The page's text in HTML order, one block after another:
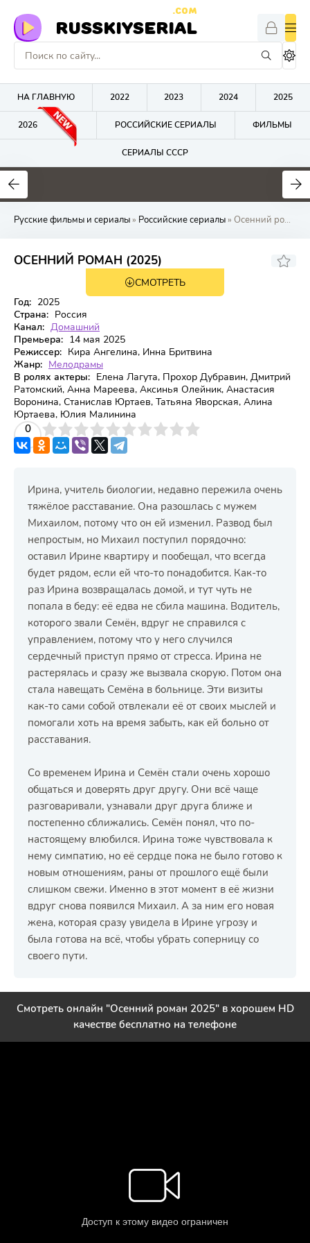
RUSSKIYSERIAL
.COM
НА ГЛАВНУЮ 2022 2023 2024 2025
2026 РОССИЙСКИЕ СЕРИАЛЫ ФИЛЬМЫ
СЕРИАЛЫ СССР
0
Русские фильмы и сериалы» Российские сериалы» Осенний роман
ОСЕННИЙ РОМАН (2025)
СМОТРЕТЬ
Год: 2025
Страна: Россия
Канал: Домашний
Премьера: 14 мая 2025
Режиссер: Кира Ангелина, Инна Бритвина
Жанр: Мелодрамы
В ролях актеры: Елена Лагута, Прохор Дубравин, Дмитрий
Ратомский, Анна Мареева, Аксинья Олейник, Анастасия
Воронина, Станислав Юртаев, Татьяна Яворская, Алина
Юртаева, Юлия Малинина
0
4 5 6 7 8 9 10
Ирина, учитель биологии, недавно пережила очень
тяжёлое расставание. Она разошлась с мужем
Михаилом, потому что он ей изменил. Развод был
непростым, но Михаил поступил порядочно:
оставил Ирине квартиру и пообещал, что всегда
будет рядом, если ей что-то понадобится. Как-то
раз Ирина возвращалась домой, и тут чуть не
попала в беду: её едва не сбила машина. Водитель,
которого звали Семён, вдруг не справился с
управлением, потому что у него случился
сердечный приступ прямо от стресса. Ирина не
растерялась и сразу же вызвала скорую. Потом она
стала навещать Семёна в больнице. Эти визиты
как-то сами собой отвлекали её от своих мыслей и
помогали хоть на время забыть, как ей больно от
расставания.
Со временем Ирина и Семён стали очень хорошо
общаться и доверять друг другу. Они всё чаще
разговаривали, узнавали друг друга ближе и
постепенно сближались. Семён понял, что по-
настоящему влюбился. Ирина тоже чувствовала к
нему симпатию, но её сердце пока не было готово к
новым отношениям, раны от прошлого ещё были
слишком свежи. Именно в этот момент в её жизни
вдруг снова появился Михаил. А за ним его новая
жена, которая сразу увидела в Ирине угрозу и
была готова на всё, чтобы убрать соперницу со
своего пути.
Смотреть онлайн "Осенний роман 2025" в хорошем HD
качестве бесплатно на телефоне